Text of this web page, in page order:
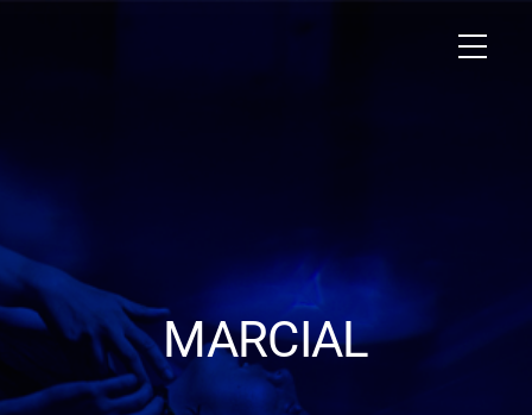
MARCIAL